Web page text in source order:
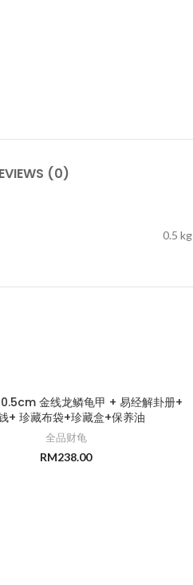
(0)
0.5 kg
金线龙鳞龟甲 + 易经解卦册+
+ 珍藏布袋+珍藏盒+保养油
全品财龟
RM238.00